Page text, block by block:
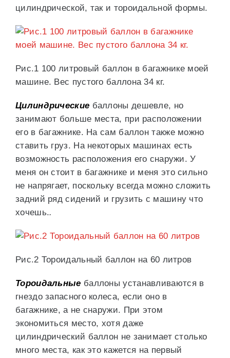
цилиндрической, так и тороидальной формы.
Рис.1 100 литровый баллон в багажнике моей
машине. Вес пустого баллона 34 кг.
Цилиндрические баллоны дешевле, но
занимают больше места, при расположении
его в багажнике. На сам баллон также можно
ставить груз. На некоторых машинах есть
возможность расположения его снаружи. У
меня он стоит в багажнике и меня это сильно
не напрягает, поскольку всегда можно сложить
задний ряд сидений и грузить с машину что
хочешь..
Рис.2 Тороидальный баллон на 60 литров
Тороидальные баллоны устанавливаются в
гнездо запасного колеса, если оно в
багажнике, а не снаружи. При этом
экономиться место, хотя даже
цилиндрический баллон не занимает столько
много места, как это кажется на первый